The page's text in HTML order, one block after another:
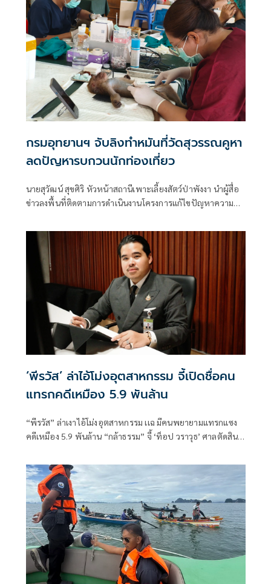
เป็นไปด้วยความยากลำบาก โดยเฉพาะผู้สูงอายุ พร้อมแสดง
ความกังวลว่าอาจส่งผลกระทบต่อโครงสร้างถนนในระยะยาว
กรมอุทยานฯ จับลิงทำหมันที่วัดสุวรรณคูหา
ลดปัญหารบกวนนักท่องเที่ยว
นายสุวัฒน์ สุขศิริ หัวหน้าสถานีเพาะเลี้ยงสัตว์ป่าพังงา นำผู้สื่อ
ข่าวลงพื้นที่ติดตามการดำเนินงานโครงการแก้ไขปัญหาความ
บริหารพื้นที่อนุรักษ์ที่ 5 (นครศรีธรรมราช) กรมอุทยานแห่ง
ชาติ สัตว์ป่า และพันธุ์พืช ดำเนินการควบคุมประชากรลิงแสม
ด้วยวิธีการทำหมัน เพื่อแก้ไขปัญหาลิงเพิ่มจำนวนอย่างรวดเร็ว
ลดผลกระทบต่อประชาชน นักท่องเที่ยว และป้องกันการแพร่
กระจายของโรคติดต่อจากลิงสู่คน
‘พีรวัส’ ล่าไอ้โม่งอุตสาหกรรม จี้เปิดชื่อคน
แทรกคดีเหมือง 5.9 พันล้าน
“พีรวัส” ล่าเงาไอ้โม่งอุตสาหกรรม เเฉ มีคนพยายามแทรกแซง
คดีเหมือง 5.9 พันล้าน “กล้าธรรม” จี้ ‘ท็อป วราวุธ’ ศาลตัดสิน